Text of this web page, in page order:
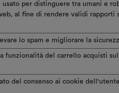
usato per distinguere tra umani e
al fine di rendere validi rapporti
lo spam e migliorare la
funzionalità del carrello acquisti
del consenso ai cookie